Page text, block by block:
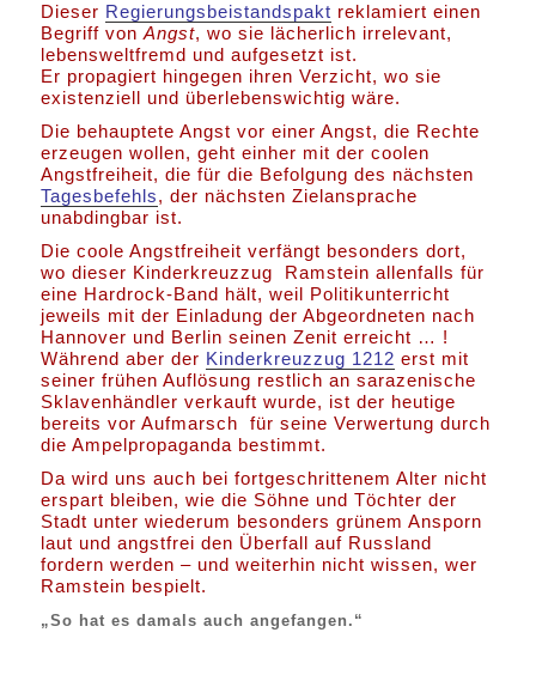
Dieser Regierungsbeistandspakt reklamiert einen
Begriff vonAngst, wo sie lächerlich irrelevant,
lebensweltfremd und aufgesetzt ist.
Er propagiert hingegen ihren Verzicht, wo sie
existenziell und überlebenswichtig wäre.
Die behauptete Angst vor einer Angst, die Rechte
erzeugen wollen, geht einher mit der coolen
Angstfreiheit, die für die Befolgung des nächsten
Tagesbefehls, der nächsten Zielansprache
unabdingbar ist.
Die coole Angstfreiheit verfängt besonders dort,
wo dieser Kinderkreuzzug Ramstein allenfalls für
eine Hardrock-Band hält, weil Politikunterricht
jeweils mit der Einladung der Abgeordneten nach
Hannover und Berlin seinen Zenit erreicht … !
Während aber der Kinderkreuzzug 1212 erst mit
seiner frühen Auflösung restlich an sarazenische
Sklavenhändler verkauft wurde, ist der heutige
bereits vor Aufmarsch für seine Verwertung durch
die Ampelpropaganda bestimmt.
Da wird uns auch bei fortgeschrittenem Alter nicht
erspart bleiben, wie die Söhne und Töchter der
Stadt unter wiederum besonders grünem Ansporn
laut und angstfrei den Überfall auf Russland
fordern werden – und weiterhin nicht wissen, wer
Ramstein bespielt.
„So hat es damals auch angefangen.“